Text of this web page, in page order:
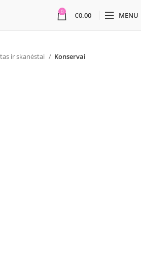
0 €0.00 MENU
ir skanėstai Konservai